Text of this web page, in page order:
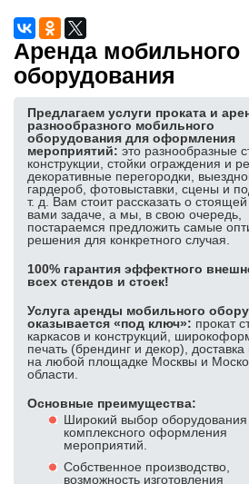
Аренда фотозоны
Аренда ресепшн
Аренда указателей
Аренда трибуны
Баннерные стенды
Аренда ширм
Аренда ковролина, травы
Аренда буклетницы
Лототрон в аренду
Аренда декораций
ПОПУЛЯРНЫЕ ИЗДЕЛИЯ:
Изготовление задников
Буквы, вывески, логотипы
Объемные кубы
Изготовление табличек
Изготовление подиумов
Аренда мобильного
оборудования
Предлагаем услуги проката и
разнообразного мобильного
оборудования для оформления
мероприятий: это разнообразные
конструкции, стойки ограждения и
декоративные перегородки,
гардероб, фотовыставки, сцены и
т. д. Вам стоит рассказать о
вами задаче, а мы, в свою очередь,
постараемся предложить самые
решения для конкретного случая.
100% гарантия эффектного
всех стендов и стоек!
Услуга аренды мобильного
оказывается «под ключ»: прокат
каркасов и конструкций,
печать (брендинг и декор),
на любой площадке Москвы и
области.
Основные преимущества:
Широкий выбор оборудования
комплексного оформления
мероприятий.
Собственное производство,
возможность изготовления